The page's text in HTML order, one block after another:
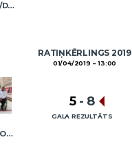
ALLIANCE/DIMBOVSKIS
RATIŅKĒRLINGS 2019
01/04/2019 13:00
ALL/ROŽKOVA
5 - 8
GALA REZULTĀTS